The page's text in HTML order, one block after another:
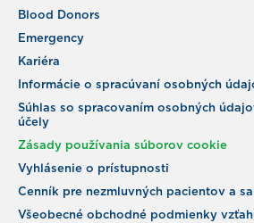
Blood Donors
Emergency
Kariéra
Informácie o spracúvaní osobných
Súhlas so spracovaním osobných
účely
Zásady používania súborov cookie
Vyhlásenie o prístupnosti
Cenník pre nezmluvných pacientov a
Všeobecné obchodné podmienky